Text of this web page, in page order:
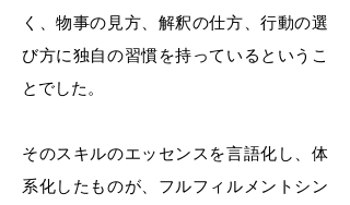
く、物事の見方、解釈の仕方、行動の選
び方に独自の習慣を持っているというこ
とでした。
そのスキルのエッセンスを言語化し、体
系化したものが、フルフィルメントシン